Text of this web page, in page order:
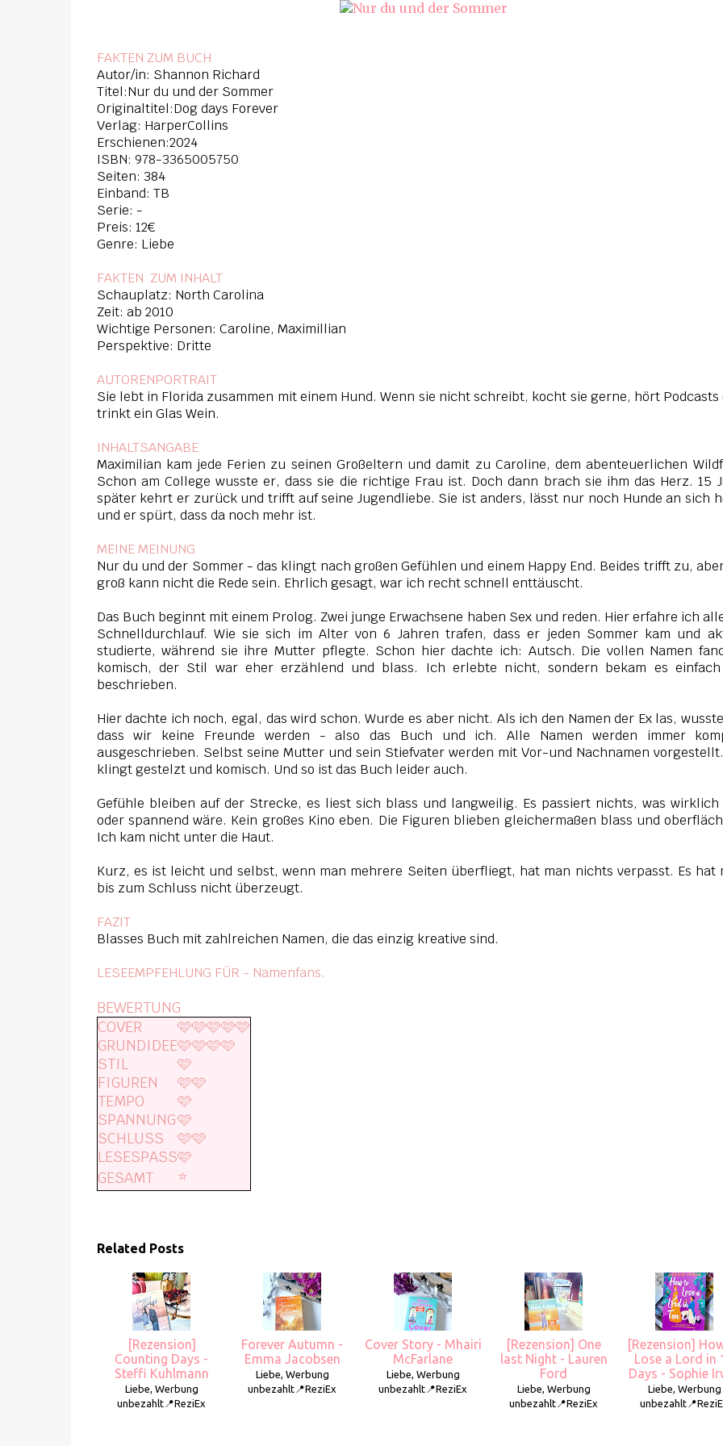
FAKTEN ZUM BUCH
Autor/in: Shannon Richard
Titel:Nur du und der Sommer
Originaltitel:Dog days Forever
Verlag: HarperCollins
Erschienen:2024
ISBN: 978-3365005750
Seiten: 384
Einband: TB
Serie: -
Preis: 12€
Genre: Liebe
FAKTEN ZUM INHALT
Schauplatz: North Carolina
Zeit: ab 2010
Wichtige Personen: Caroline, Maximillian
Perspektive: Dritte
AUTORENPORTRAIT
Sie lebt in Florida zusammen mit einem Hund. Wenn sie nicht schreibt, kocht sie gerne, hört Podcasts
trinkt ein Glas Wein.
INHALTSANGABE
Maximilian kam jede Ferien zu seinen Großeltern und damit zu Caroline, dem abenteuerlichen
Schon am College wusste er, dass sie die richtige Frau ist. Doch dann brach sie ihm das Herz.15
später kehrt er zurück und trifft auf seine Jugendliebe. Sie ist anders, lässt nur noch Hunde an sich
und er spürt, dass da noch mehr ist.
MEINE MEINUNG
Nur du und der Sommer - das klingt nach großen Gefühlen und einem Happy End. Beides trifft zu,
groß kann nicht die Rede sein. Ehrlich gesagt, war ich recht schnell enttäuscht.
Das Buch beginnt mit einem Prolog. Zwei junge Erwachsene haben Sex und reden. Hier erfahre ich
Schnelldurchlauf. Wie sie sich im Alter von 6 Jahren trafen, dass er jeden Sommer kam und
studierte, während sie ihre Mutter pflegte. Schon hier dachte ich: Autsch. Die vollen Namen
komisch, der Stil war eher erzählend und blass. Ich erlebte nicht, sondern bekam es
beschrieben.
Hier dachte ich noch, egal, das wird schon. Wurde es aber nicht. Als ich den Namen der Ex las,
dass wir keine Freunde werden - also das Buch und ich. Alle Namen werden immer
ausgeschrieben. Selbst seine Mutter und sein Stiefvater werden mit Vor-und Nachnamen
klingt gestelzt und komisch. Und so ist das Buch leider auch.
Gefühle bleiben auf der Strecke, es liest sich blass und langweilig. Es passiert nichts, was wirklich
oder spannend wäre. Kein großes Kino eben. Die Figuren blieben gleichermaßen blass und
Ich kam nicht unter die Haut.
Kurz, es ist leicht und selbst, wenn man mehrere Seiten überfliegt, hat man nichts verpasst. Es hat
bis zum Schluss nicht überzeugt.
FAZIT
Blasses Buch mit zahlreichen Namen, die das einzig kreative sind.
LESEEMPFEHLUNG FÜR - Namenfans.
BEWERTUNG
COVER
🩷🩷🩷🩷🩷
GRUNDIDEE🩷🩷🩷🩷
STIL
🩷
FIGUREN
🩷🩷
TEMPO
🩷
SPANNUNG🩷
SCHLUSS
🩷🩷
LESESPASS🩷
GESAMT
⭐️
Related Posts
[Rezension]
Counting Days -
Steffi Kuhlmann
Liebe, Werbung
unbezahlt📍ReziEx
Forever Autumn -
Emma Jacobsen
Liebe, Werbung
unbezahlt📍ReziEx
Cover Story - Mhairi
McFarlane
Liebe, Werbung
unbezahlt📍ReziEx
[Rezension] One
last Night - Lauren
Ford
Liebe, Werbung
unbezahlt📍ReziEx
[Rezension]
Lose a Lord in
Days - Sophie
Liebe, Werbung